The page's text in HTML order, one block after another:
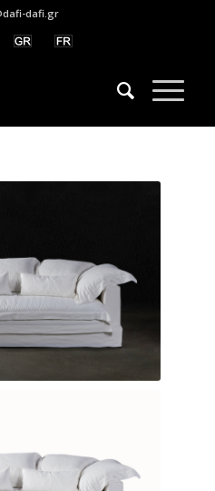
dafi.gr